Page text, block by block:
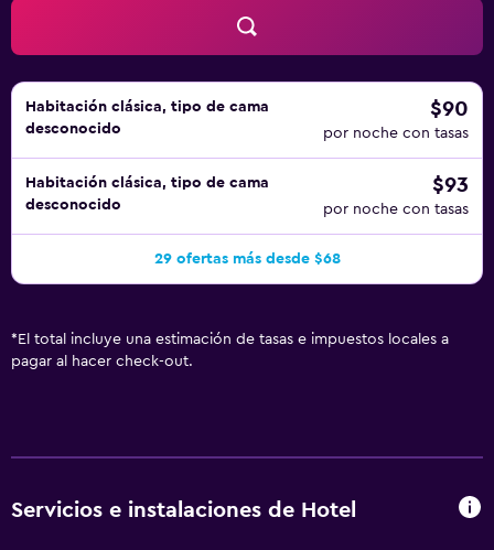
Habitación clásica, tipo de cama
desconocido
$90
por noche con tasas
Habitación clásica, tipo de cama
desconocido
$93
por noche con tasas
29 ofertas más desde $68
* El total incluye una estimación de tasas e impuestos locales a
pagar al hacer check-out.
Servicios e instalaciones de Hotel